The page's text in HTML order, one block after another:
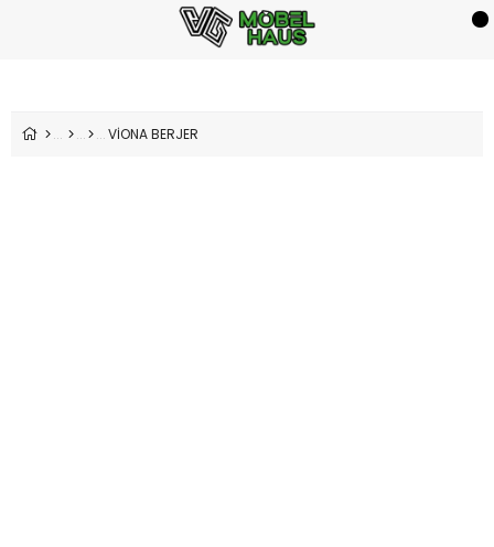
VİONA BERJER